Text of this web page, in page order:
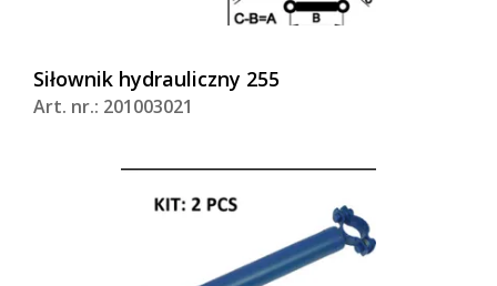
Siłownik hydrauliczny 255
Art. nr.: 201003021